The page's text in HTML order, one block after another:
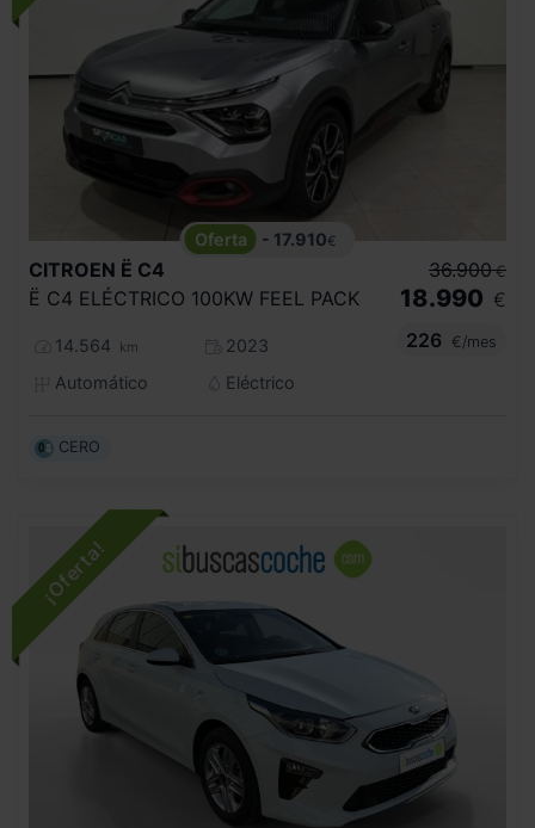
- 17.910€
CITROEN Ë C4
Ë C4 ELÉCTRICO 100KW FEEL PACK
14.564 km
2023
Automático
Eléctrico
36.900 €
18.990 €
226
€/mes
CERO